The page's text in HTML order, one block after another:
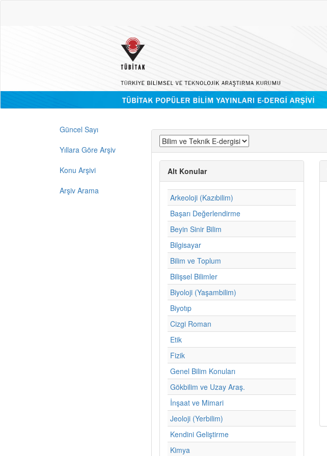
Güncel Sayı
Yıllara Göre Arşiv
Konu Arşivi
Arşiv Arama
Alt Konular
Arkeoloji (Kazıbilim)
Başarı Değerlendirme
Beyin Sinir Bilim
Bilgisayar
Bilim ve Toplum
Bilişsel Bilimler
Biyoloji (Yaşambilim)
Biyotıp
Cizgi Roman
Etik
Fizik
Genel Bilim Konuları
Gökbilim ve Uzay Araş.
İnşaat ve Mimari
Jeoloji (Yerbilim)
Kendini Geliştirme
Kimya